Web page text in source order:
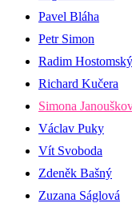
Pavel Bláha
Petr Simon
Radim Hostomský
Richard Kučera
Simona
Václav Puky
Vít Svoboda
Zdeněk Bašný
Zuzana Ságlová